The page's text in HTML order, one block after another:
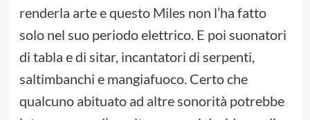
renderla arte e questo Miles non l’ha fatto
solo nel suo periodo elettrico. E poi suonatori
di tabla e di sitar, incantatori di serpenti,
saltimbanchi e mangiafuoco. Certo che
qualcuno abituato ad altre sonorità potrebbe